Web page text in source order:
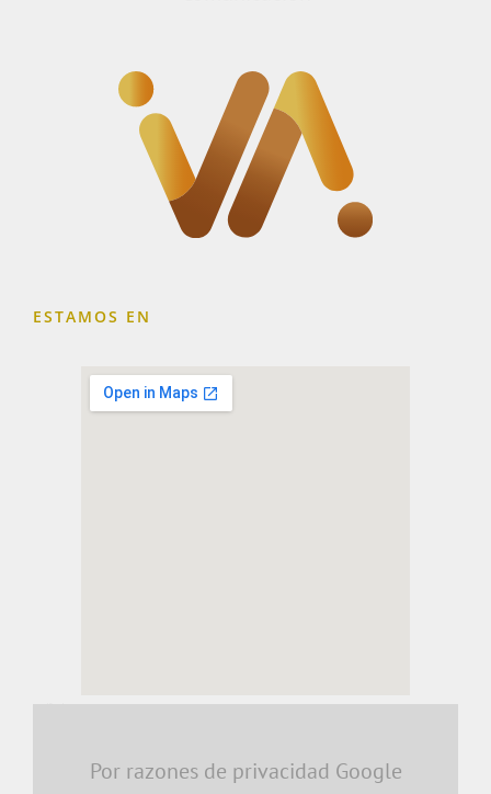
ESTAMOS EN
Por razones de privacidad Google